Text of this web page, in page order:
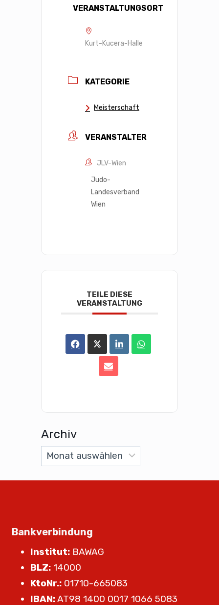
VERANSTALTUNGSORT
Kurt-Kucera-Halle
KATEGORIE
Meisterschaft
VERANSTALTER
JLV-Wien
Judo-
Landesverband
Wien
TEILE DIESE
VERANSTALTUNG
Archiv
Bankverbindung
Institut: BAWAG
BLZ: 14000
KtoNr.: 01710-665083
IBAN:AT98 1400 0017 1066 5083